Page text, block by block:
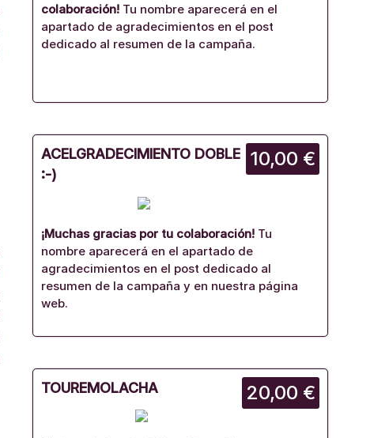
colaboración! Tu nombre aparecerá en el
apartado de agradecimientos en el post
dedicado al resumen de la campaña.
10,00 €
ACELGRADECIMIENTO DOBLE
:-)
¡Muchas gracias por tu colaboración! Tu
nombre aparecerá en el apartado de
agradecimientos en el post dedicado al
resumen de la campaña y en nuestra página
web.
20,00 €
TOUREMOLACHA